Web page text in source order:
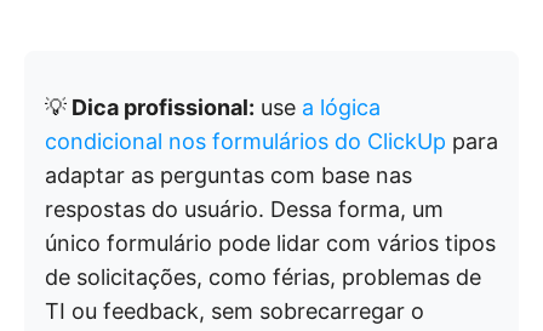
💡 Dica profissional: use a lógica
condicional nos formulários do ClickUp para
adaptar as perguntas com base nas
respostas do usuário. Dessa forma, um
único formulário pode lidar com vários tipos
de solicitações, como férias, problemas de
TI ou feedback, sem sobrecarregar o